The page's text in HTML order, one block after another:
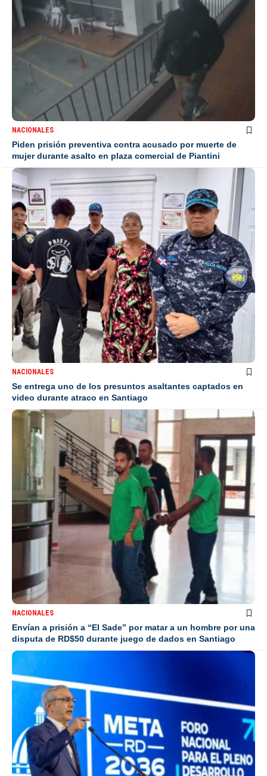
NACIONALES
Piden prisión preventiva contra acusado por muerte de
mujer durante asalto en plaza comercial de Piantini
NACIONALES
Se entrega uno de los presuntos asaltantes captados en
video durante atraco en Santiago
NACIONALES
Envían a prisión a “El Sade” por matar a un hombre por una
disputa de RD$50 durante juego de dados en Santiago